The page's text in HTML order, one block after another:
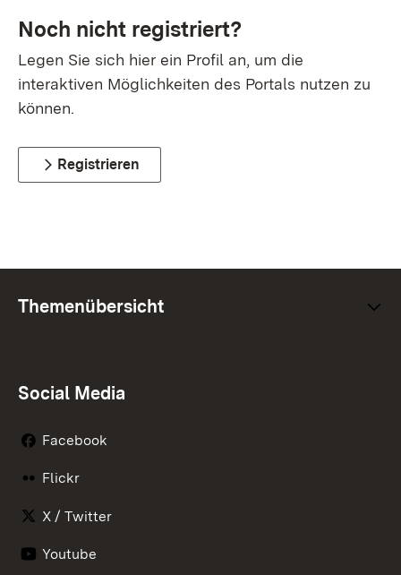
Noch nicht registriert?
Legen Sie sich hier ein Profil an, um die
interaktiven Möglichkeiten des Portals nutzen zu
können.
Registrieren
Themenübersicht
Social Media
Facebook
Flickr
X / Twitter
Youtube